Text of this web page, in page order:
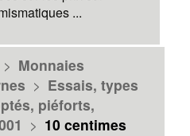
...
> Monnaies
> Essais, types
piéforts,
> 10 centimes